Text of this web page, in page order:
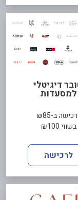
דיגיטלי
למסעדות
ב-₪85
בשווי ₪100
לרכישה